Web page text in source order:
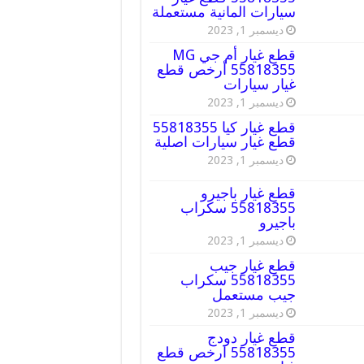
سيارات المانية مستعملة
ديسمبر 1, 2023
قطع غيار أم جي MG
55818355 أرخص قطع
غيار سيارات
ديسمبر 1, 2023
قطع غيار كيا 55818355
قطع غيار سيارات اصلية
ديسمبر 1, 2023
قطع غيار باجيرو
55818355 سكراب
باجيرو
ديسمبر 1, 2023
قطع غيار جيب
55818355 سكراب
جيب مستعمل
ديسمبر 1, 2023
قطع غيار دودج
55818355 ارخص قطع